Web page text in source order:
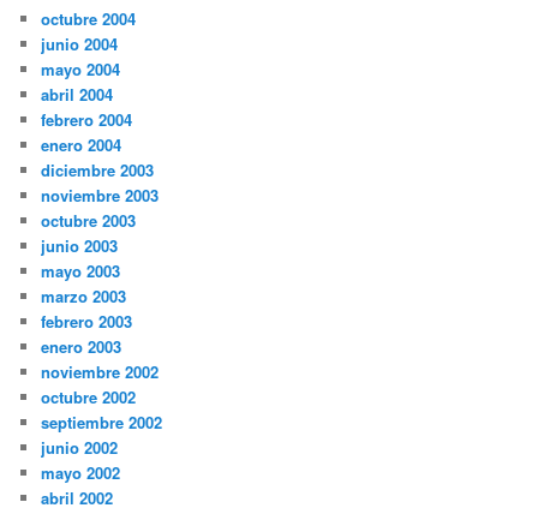
octubre 2004
junio 2004
mayo 2004
abril 2004
febrero 2004
enero 2004
diciembre 2003
noviembre 2003
octubre 2003
junio 2003
mayo 2003
marzo 2003
febrero 2003
enero 2003
noviembre 2002
octubre 2002
septiembre 2002
junio 2002
mayo 2002
abril 2002